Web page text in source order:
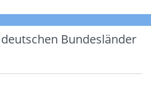
Bundesländer